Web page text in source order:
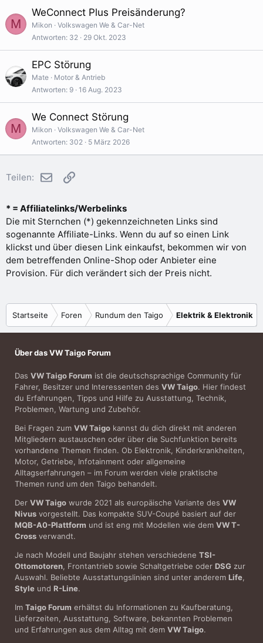
M
WeConnect Plus Preisänderung?
Mikon
Volkswagen We & Car-Net
Antworten 32 29 Okt. 2023
EPC Störung
Mate
Motor & Antrieb
Antworten 9 16 Aug. 2023
M
We Connect Störung
Mikon
Volkswagen We & Car-Net
Antworten 302 5 März 2026
Teilen: E-MailLink
* = Affiliatelinks/Werbelinks
Die mit Sternchen (*) gekennzeichneten Links sind
sogenannte Affiliate-Links. Wenn du auf so einen Link
klickst und über diesen Link einkaufst, bekommen wir von
dem betreffenden Online-Shop oder Anbieter eine
Provision. Für dich verändert sich der Preis nicht.
Startseite Foren Rundum den Taigo Elektrik & Elektronik
Über das VW Taigo Forum
Das VW Taigo Forum ist die deutschsprachige Community für
Fahrer, Besitzer und Interessenten des VW Taigo. Hier findest
du Erfahrungen, Tipps und Hilfe zu Ausstattung, Technik,
Problemen, Wartung und Zubehör.
Bei Fragen zum VW Taigo kannst du dich direkt mit anderen
Mitgliedern austauschen oder über die Suchfunktion bereits
vorhandene Themen finden. Ob Elektronik, Kinderkrankheiten,
Motor, Getriebe, Infotainment oder allgemeine
Alltagserfahrungen – im Forum werden viele praktische
Themen rund um den Taigo behandelt.
Der VW Taigo wurde 2021 als europäische Variante des VW
Nivus vorgestellt. Das kompakte SUV-Coupé basiert auf der
MQB-A0-Plattform und ist eng mit Modellen wie dem VW T-
Cross verwandt.
Je nach Modell und Baujahr stehen verschiedene TSI-
Ottomotoren, Frontantrieb sowie Schaltgetriebe oder DSG zur
Auswahl. Beliebte Ausstattungslinien sind unter anderem Life,
Style und R-Line.
Im Taigo Forum erhältst du Informationen zu Kaufberatung,
Lieferzeiten, Ausstattung, Software, bekannten Problemen
und Erfahrungen aus dem Alltag mit dem VW Taigo.